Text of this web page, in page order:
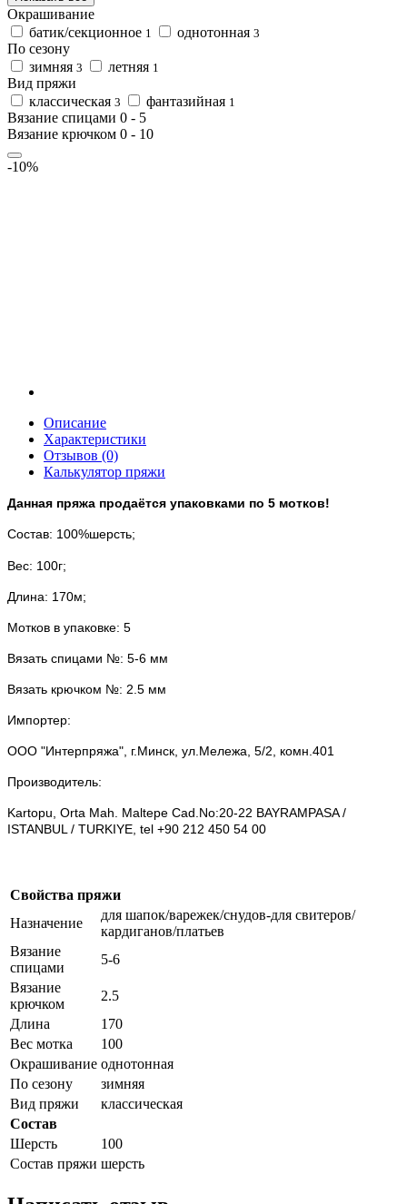
Окрашивание
батик/секционное 1 однотонная 3
По сезону
зимняя 3 летняя 1
Вид пряжи
классическая 3 фантазийная 1
Вязание спицами 0 - 5
Вязание крючком 0 - 10
-10%
Описание
Характеристики
Отзывов (0)
Калькулятор пряжи
Данная пряжа продаётся упаковками по 5 мотков!
Состав: 100%шерсть;
Вес: 100г;
Длина: 170м;
Мотков в упаковке: 5
Вязать спицами №: 5-6 мм
Вязать крючком №: 2.5 мм
Импортер:
ООО "Интерпряжа", г.Минск, ул.Мележа, 5/2, комн.401
Производитель:
Kartopu, Orta Mah. Maltepe Cad.No:20-22 BAYRAMPASA /
ISTANBUL / TURKIYE, tel +90 212 450 54 00
Свойства пряжи
Назначение
для шапок/варежек/снудов-для свитеров/
кардиганов/платьев
Вязание
спицами
5-6
Вязание
крючком
2.5
Длина
170
Вес мотка
100
Окрашивание однотонная
По сезону
зимняя
Вид пряжи
классическая
Состав
Шерсть
100
Состав пряжи шерсть